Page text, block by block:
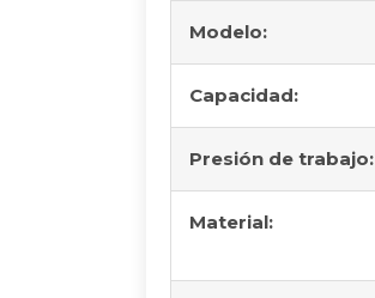
Modelo:
Capacidad:
Presión de trabajo:
Material: